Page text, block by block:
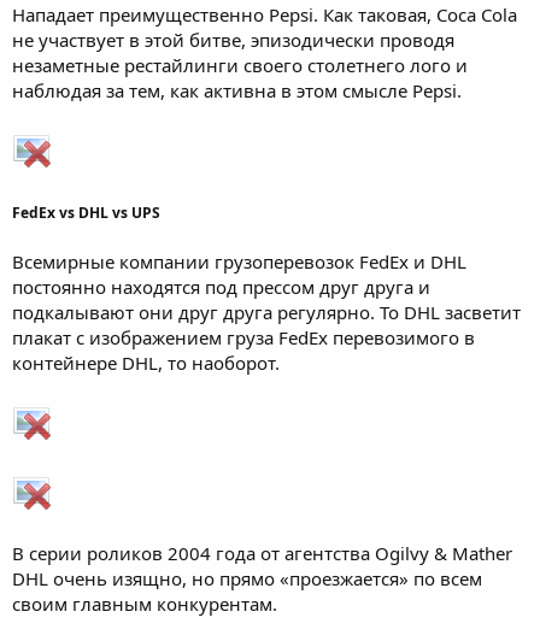
Нападает преимущественно Pepsi. Как таковая, Coca Cola
не участвует в этой битве, эпизодически проводя
незаметные рестайлинги своего столетнего лого и
наблюдая за тем, как активна в этом смысле Pepsi.
FedEx vs DHL vs UPS
Всемирные компании грузоперевозок FedEx и DHL
постоянно находятся под прессом друг друга и
подкалывают они друг друга регулярно. То DHL засветит
плакат с изображением груза FedEx перевозимого в
контейнере DHL, то наоборот.
В серии роликов 2004 года от агентства Ogilvy & Mather
DHL очень изящно, но прямо «проезжается» по всем
своим главным конкурентам.